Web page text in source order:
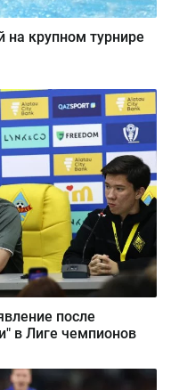
на крупном турнире
после
в Лиге чемпионов